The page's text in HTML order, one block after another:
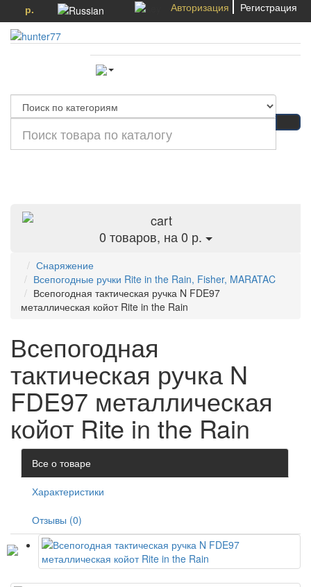
р. Авторизация Регистрация
0 товаров, на 0 р.
Снаряжение
Всепогодные ручки Rite in the Rain, Fisher, MARATAC
Всепогодная тактическая ручка N FDE97
металлическая койот Rite in the Rain
Всепогодная
тактическая ручка N
FDE97 металлическая
койот Rite in the Rain
Все о товаре
Характеристики
Отзывы (0)